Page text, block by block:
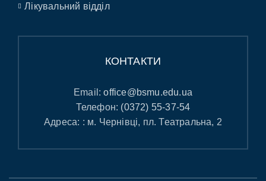
Лікувальний відділ
КОНТАКТИ
Email:office@bsmu.edu.ua
Телефон: (0372) 55-37-54
Адреса: : м. Чернівці, пл. Театральна, 2